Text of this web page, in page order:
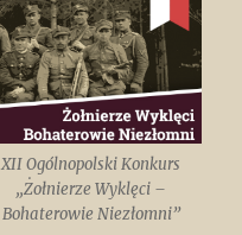
XII Ogólnopolski Konkurs
„Żołnierze Wyklęci –
Bohaterowie Niezłomni”